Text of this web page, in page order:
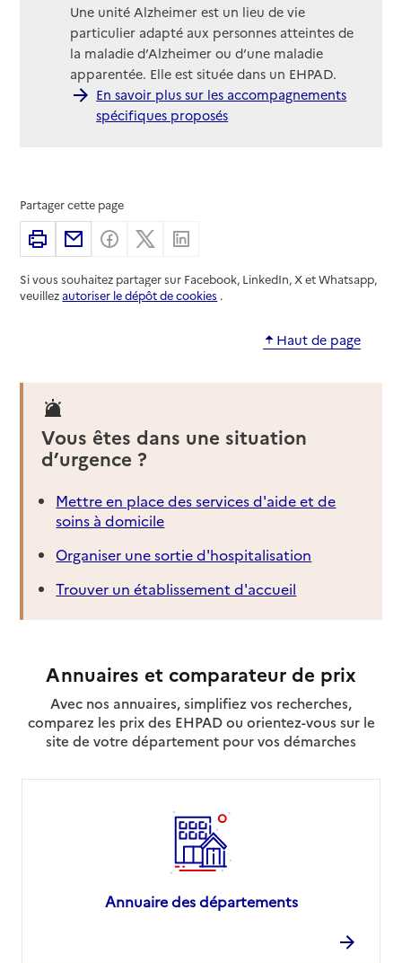
Une unité Alzheimer est un lieu de vie
particulier adapté aux personnes atteintes de
la maladie d’Alzheimer ou d’une maladie
apparentée. Elle est située dans un EHPAD.
En savoir plus sur les accompagnements
spécifiques proposés
Partager cette page
ImprimerPartager par email
Partager sur Facebook
Partager sur X
Si vous souhaitez partager sur Facebook, LinkedIn, X et Whatsapp,
veuillezautoriser le dépôt de cookies .
Haut de page
Vous êtes dans une situation
d’urgence ?
Mettre en place des services d'aide et de
soins à domicile
Organiser une sortie d'hospitalisation
Trouver un établissement d'accueil
Annuaires et comparateur de prix
Avec nos annuaires, simplifiez vos recherches,
comparez les prix des EHPAD ou orientez-vous sur le
site de votre département pour vos démarches
Annuaire des départements